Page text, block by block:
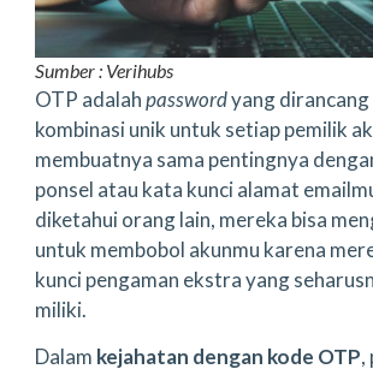
Sumber : Verihubs
OTP adalahpasswordyang dirancang
kombinasi unik untuk setiap pemilik
membuatnya sama pentingnya
ponsel atau kata kunci alamat
diketahui orang lain, mereka bisa
untuk membobol akunmu karena
kunci pengaman ekstra yang
miliki.
Dalam kejahatan dengan kode OTP,